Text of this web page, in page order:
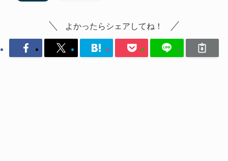
よかったらシェアしてね！